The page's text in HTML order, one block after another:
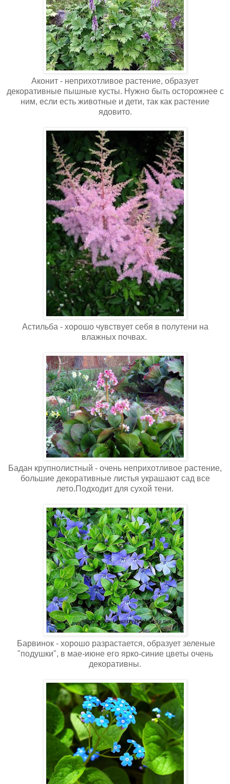
Аконит - неприхотливое растение, образует
декоративные пышные кусты. Нужно быть осторожнее с
ним, если есть животные и дети, так как растение
ядовито.
Астильба - хорошо чувствует себя в полутени на
влажных почвах.
Бадан крупнолистный - очень неприхотливое растение,
большие декоративные листья украшают сад все
лето.Подходит для сухой тени.
Барвинок - хорошо разрастается, образует зеленые
"подушки", в мае-июне его ярко-синие цветы очень
декоративны.